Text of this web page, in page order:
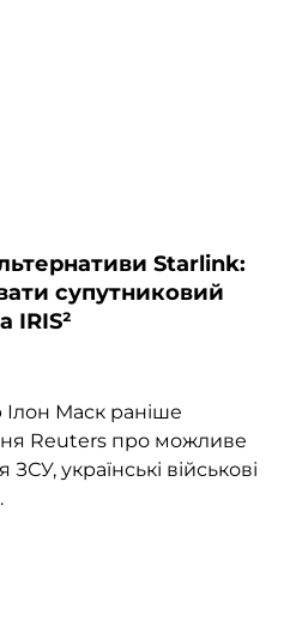
Starlink:
супутниковий
IRIS²
Маск раніше
Reuters про можливе
українські військові